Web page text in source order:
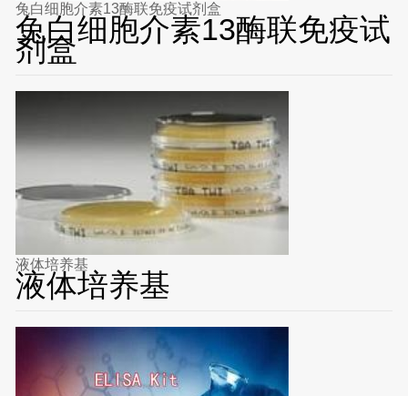
兔白细胞介素13酶联免疫试剂盒
兔白细胞介素13酶联免疫试
剂盒
液体培养基
液体培养基